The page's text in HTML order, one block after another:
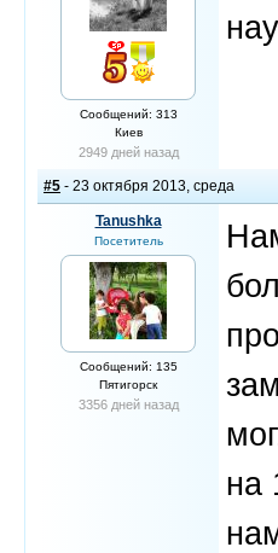
Сообщений: 313
Киев
2949 дней назад
#5 - 23 октября 2013, среда
Tanushka
Посетитель
Сообщений: 135
Пятигорск
3356 дней назад
на